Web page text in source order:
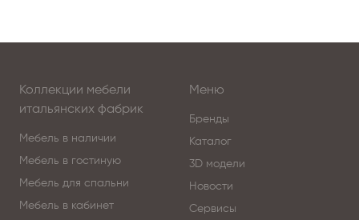
Коллекции мебели
итальянских фабрик
Мебель в наличии
Мебель в гостиную
Мебель для спальни
Мебель в кабинет
Меню
Бренды
Каталог
3D модели
Новости
Сервисы